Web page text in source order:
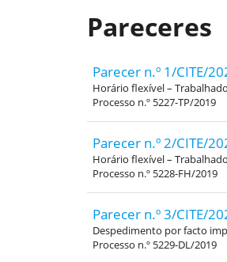
Pareceres
Parecer n.º 1/CITE/
Horário flexível –
Processo n.º 5227-TP/2019
Parecer n.º 2/CITE/
Horário flexível –
Processo n.º 5228-FH/2019
Parecer n.º 3/CITE/
Despedimento por facto
Processo n.º 5229-DL/2019